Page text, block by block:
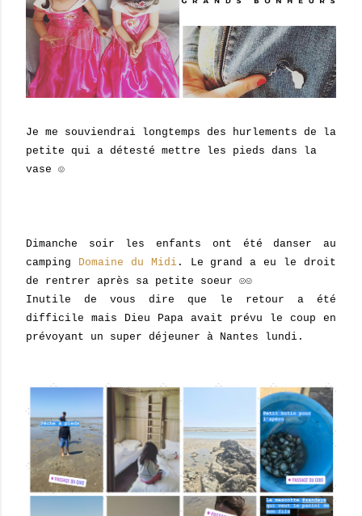
Je me souviendrai longtemps des hurlements de la
petite qui a détesté mettre les pieds dans la
vase ☺
Dimanche soir les enfants ont été danser au
camping Domaine du Midi. Le grand a eu le droit
de rentrer après sa petite soeur ☺☺
Inutile de vous dire que le retour a été
difficile mais Dieu Papa avait prévu le coup en
prévoyant un super déjeuner à Nantes lundi.